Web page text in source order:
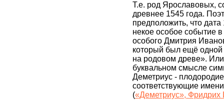
Т.е. род Ярославовых,
древнее 1545 года.
предположить, что дата
некое особое событие
особого Дмитрия
который был ещё
на родовом древе».
буквальном смысле
Деметриус -
соответствующие
(«Деметриус»,